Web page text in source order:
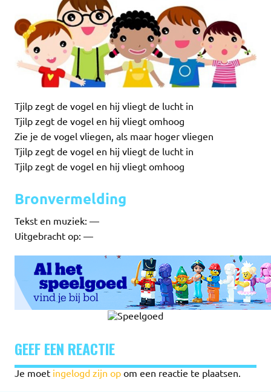
Tjilp zegt de vogel en hij vliegt de lucht in
Tjilp zegt de vogel en hij vliegt omhoog
Zie je de vogel vliegen, als maar hoger vliegen
Tjilp zegt de vogel en hij vliegt de lucht in
Tjilp zegt de vogel en hij vliegt omhoog
Bronvermelding
Tekst en muziek: —
Uitgebracht op: —
GEEF EEN REACTIE
Je moet ingelogd zijn op om een reactie te plaatsen.